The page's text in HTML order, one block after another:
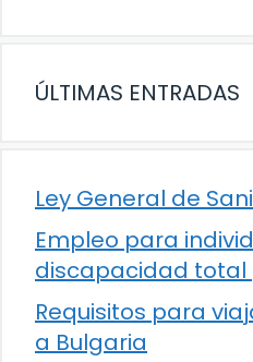
ÚLTIMAS ENTRADAS
Ley General de
Empleo para
discapacidad
Requisitos para
a Bulgaria